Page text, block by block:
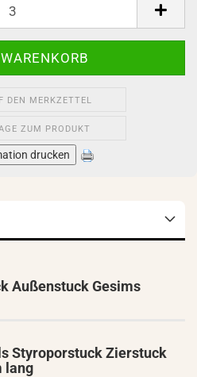
DEN MERKZETTEL
ZUM PRODUKT
drucken
Außenstuck Gesims
Styroporstuck Zierstuck
lang